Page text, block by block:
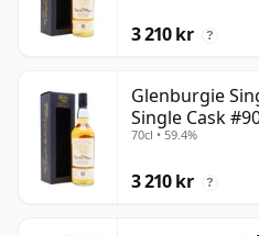
3 210 kr ?
Glenburgie
Single Cask
gammal
70cl • 59.4%
3 210 kr ?